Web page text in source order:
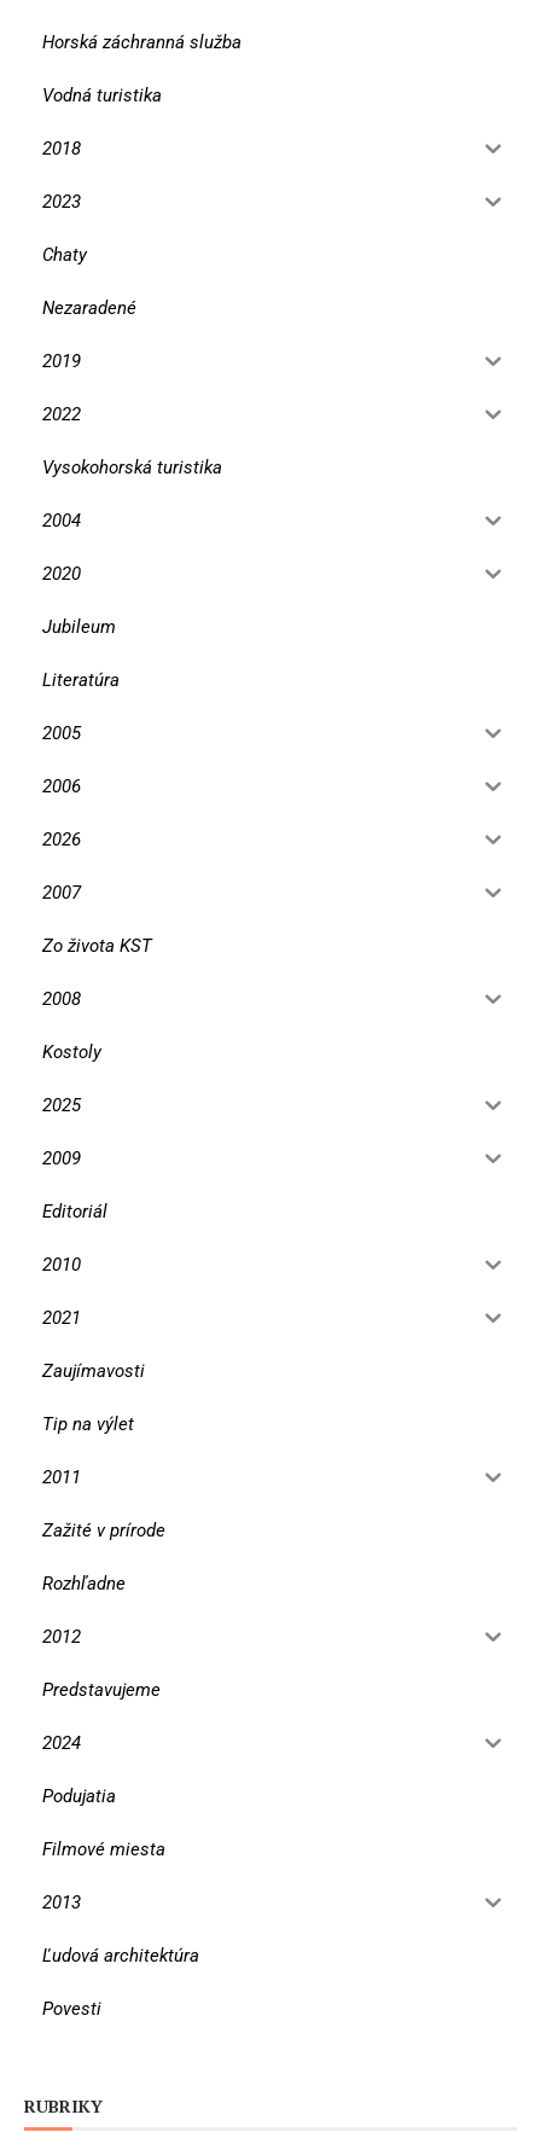
Horská záchranná služba
Vodná turistika
2018
2023
Chaty
Nezaradené
2019
2022
Vysokohorská turistika
2004
2020
Jubileum
Literatúra
2005
2006
2026
2007
Zo života KST
2008
Kostoly
2025
2009
Editoriál
2010
2021
Zaujímavosti
Tip na výlet
2011
Zažité v prírode
Rozhľadne
2012
Predstavujeme
2024
Podujatia
Filmové miesta
2013
Ľudová architektúra
Povesti
RUBRIKY